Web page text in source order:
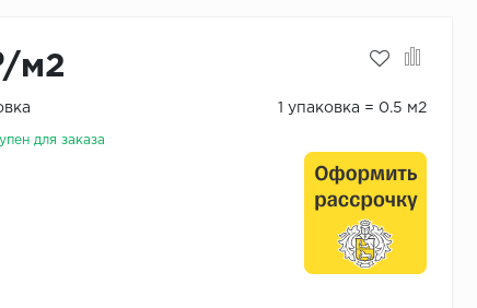
м2
1 упаковка = 0.5 м2
для заказа